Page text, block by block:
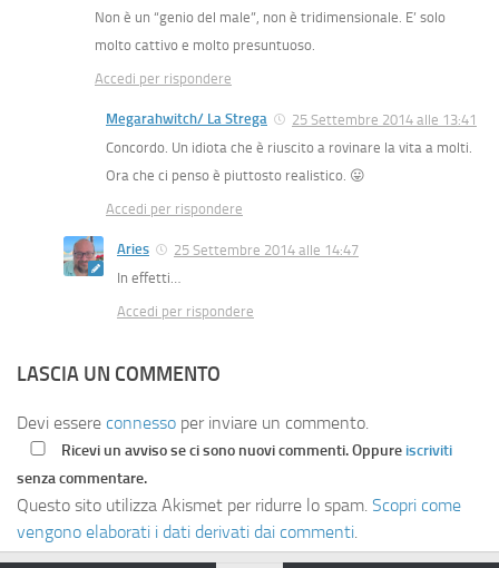
Non è un “genio del male”, non è tridimensionale. E’ solo
molto cattivo e molto presuntuoso.
Accedi per rispondere
Megarahwitch/ La Strega
25 Settembre 2014 alle 13:41
Concordo. Un idiota che è riuscito a rovinare la vita a molti.
Ora che ci penso è piuttosto realistico. 😛
Accedi per rispondere
Aries
25 Settembre 2014 alle 14:47
In effetti…
Accedi per rispondere
LASCIA UN COMMENTO
Devi essere connesso per inviare un commento.
Ricevi un avviso se ci sono nuovi commenti. Oppure iscriviti
senza commentare.
Questo sito utilizza Akismet per ridurre lo spam. Scopri come
vengono elaborati i dati derivati dai commenti.